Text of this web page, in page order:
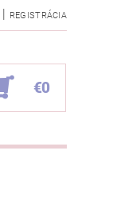
| REGISTRÁCIA
€0